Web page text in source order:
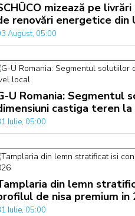
mizează pe
renovări energetice din
August, 05:00
U Romania: Segmentul
castiga teren
Iulie, 05:00
din lemn
de nisa premium in
Iulie, 05:00